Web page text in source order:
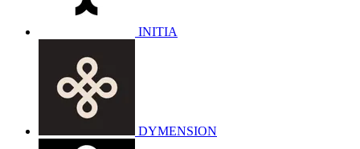
INITIA
DYMENSION